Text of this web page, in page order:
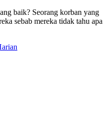
baik? Seorang korban yang
sebab mereka tidak tahu apa